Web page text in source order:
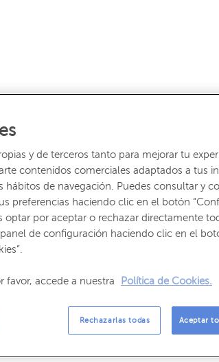
la escena política internacional: primer
del Brexit, foco de inestabilidad en
centrales (Francia y Alemania). En
a Cataluña ha sido sin duda el
(+23% en el año), la apreciación del
bolsas (pulverizando máximos
y la divergente política monetaria a
y mantenimiento de la política
que han marcado el
y de terceros tanto para mejorar tu
contenidos comerciales adaptados a tus
hábitos de navegación. Puedes consultar y
preferencias haciendo clic en el botón
optar por aceptar o rechazar directamente
de configuración haciendo clic en el
favor, accede a nuestra Política de Cookies.
Rechazarlas todas Aceptar